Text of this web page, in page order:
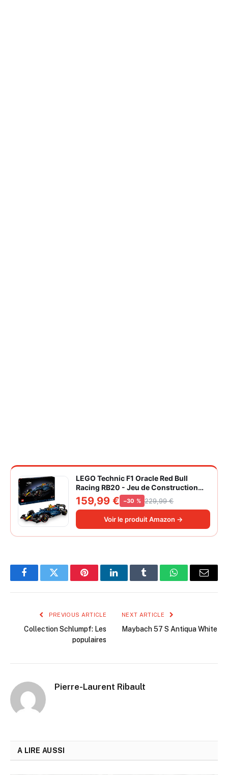
LEGO Technic F1 Oracle Red Bull
Racing RB20 - Jeu de Construction
Collector pour Adulte - Inclut Un
Moteur V6 et Une boîte de Vitesses -
Idée Cadeau pour passionnés de
Formule 1 42206
159,99 € −30 % 229,99 €
Voir le produit Amazon →
FacebookTwitter PinterestLinkedInTumblr WhatsAppEmail
PREVIOUS ARTICLE
Collection Schlumpf: Les
populaires
NEXT ARTICLE
Maybach 57 S Antiqua White
Pierre-Laurent Ribault
A LIRE AUSSI